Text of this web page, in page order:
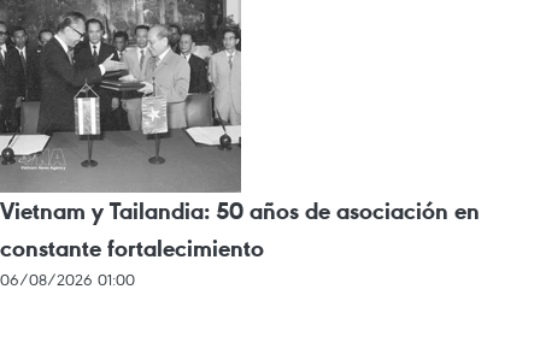
Vietnam y Tailandia: 50 años de asociación en
constante fortalecimiento
06/08/2026 01:00